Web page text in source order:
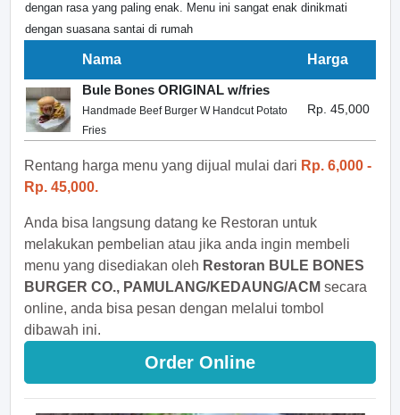
dengan rasa yang paling enak. Menu ini sangat enak dinikmati
dengan suasana santai di rumah
Nama
Harga
Bule Bones ORIGINAL w/fries
Handmade Beef Burger W Handcut Potato
Fries
Rp. 45,000
Rentang harga menu yang dijual mulai dari Rp. 6,000 -
Rp. 45,000.
Anda bisa langsung datang ke Restoran untuk
melakukan pembelian atau jika anda ingin membeli
menu yang disediakan oleh Restoran BULE BONES
BURGER CO., PAMULANG/KEDAUNG/ACM secara
online, anda bisa pesan dengan melalui tombol
dibawah ini.
Order Online